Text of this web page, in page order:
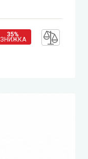
35%
ЗНИЖКА